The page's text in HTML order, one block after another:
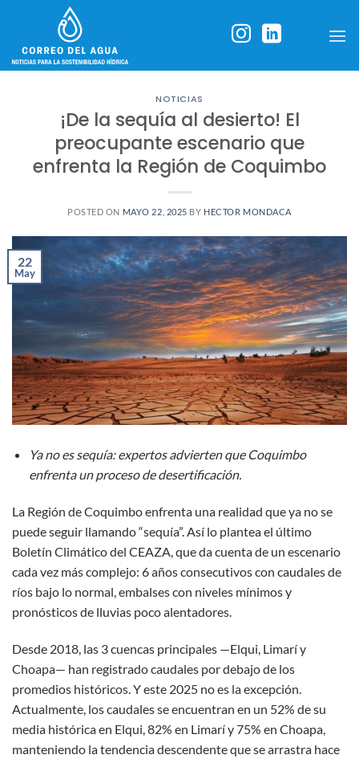
content
NOTICIAS
¡De la sequía al desierto! El
preocupante escenario que
enfrenta la Región de Coquimbo
POSTED ON MAYO 22, 2025 BY HECTOR MONDACA
22
May
Ya no es sequía: expertos advierten que Coquimbo
enfrenta un proceso de desertificación.
La Región de Coquimbo enfrenta una realidad que ya no se
puede seguir llamando “sequía”. Así lo plantea el último
Boletín Climático del CEAZA, que da cuenta de un escenario
cada vez más complejo: 6 años consecutivos con caudales de
ríos bajo lo normal, embalses con niveles mínimos y
pronósticos de lluvias poco alentadores.
Desde 2018, las 3 cuencas principales —Elqui, Limarí y
Choapa— han registrado caudales por debajo de los
promedios históricos. Y este 2025 no es la excepción.
Actualmente, los caudales se encuentran en un 52% de su
media histórica en Elqui, 82% en Limarí y 75% en Choapa,
manteniendo la tendencia descendente que se arrastra hace